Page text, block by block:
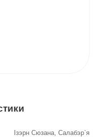
Ізэрн Сюзана, Салабэр`я